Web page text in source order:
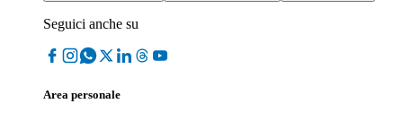
Seguici anche su
Area personale